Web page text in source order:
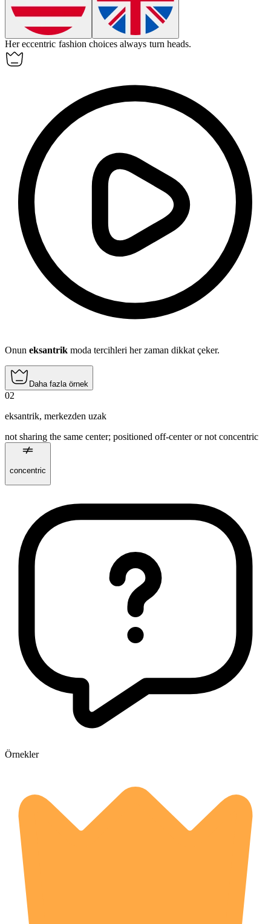
Hereccentric fashion choices always turn heads.
Onun eksantrik moda tercihleri her zaman dikkat çeker.
Daha fazla örnek
02
eksantrik, merkezden uzak
not sharing the same center; positioned off‑center or not concentric
concentric
Örnekler